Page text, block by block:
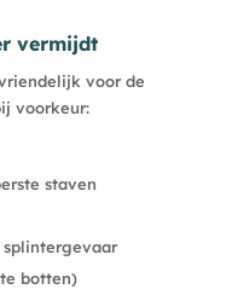
vermijdt
voor de
voorkeur:
staven
splintergevaar
botten)